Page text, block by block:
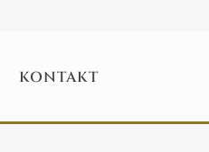
KONTAKT